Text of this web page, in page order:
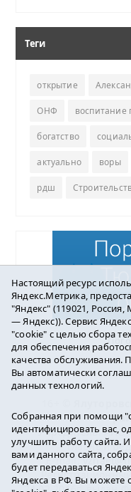
Теги
открытие
ОНФ воспитание
богатство
актуально воры
рдш
Учредитель: АНО
Главный
E-mail:
24.02.2016г. выдан
Настоящий ресурс
Яндекс.Метрика,
"Яндекс" (119021, Россия,
— Яндекс)). Сервис
"cookie" с целью сбора
для обеспечения
качества обслуживания.
Вы автоматически
данных технологий.
Собранная при помощи
идентифицировать вас,
улучшить работу сайта.
вами данного сайта,
будет передаваться
Яндекса в РФ. Вы можете